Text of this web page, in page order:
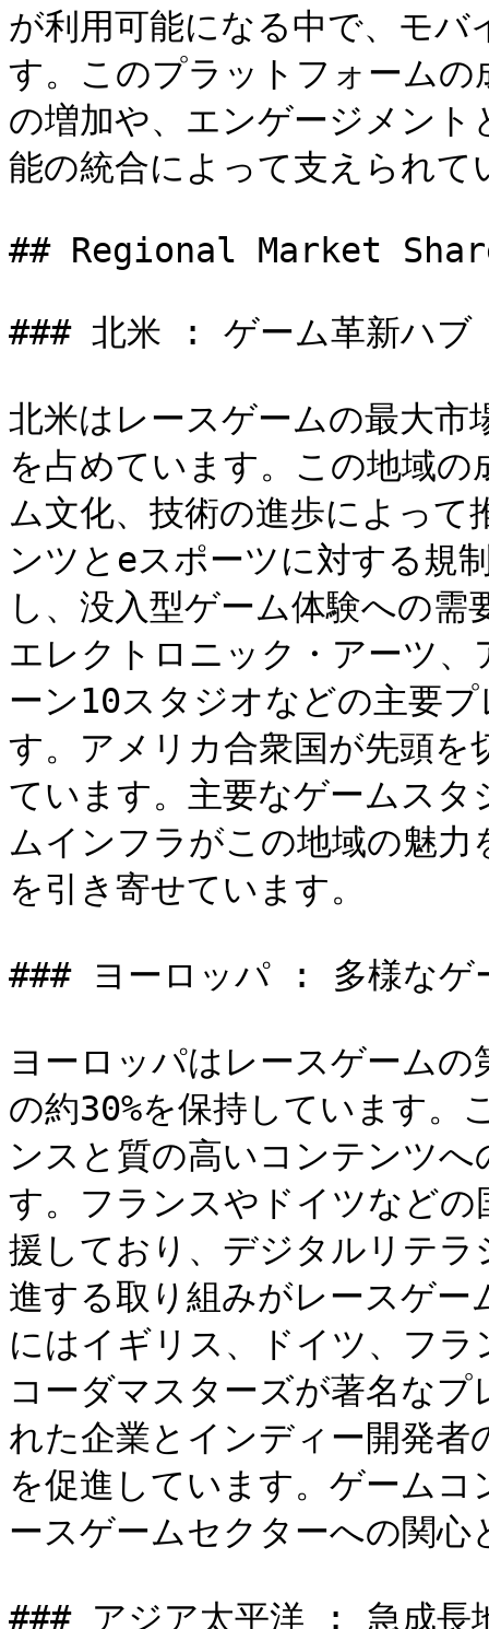
が利用可能になる中で、モ
す。このプラットフォーム
の増加や、エンゲージメン
能の統合によって支えられて
## Regional Market
### 北米 : ゲーム革新ハブ
北米はレースゲームの最大市
を占めています。この地域
ム文化、技術の進歩によっ
ンツとeスポーツに対する規
し、没入型ゲーム体験への
エレクトロニック・アーツ
ーン10スタジオなどの主要
す。アメリカ合衆国が先頭を
ています。主要なゲームス
ムインフラがこの地域の魅力
を引き寄せています。
### ヨーロッパ : 多様なゲ
ヨーロッパはレースゲーム
の約30%を保持しています。
ンスと質の高いコンテンツ
す。フランスやドイツなど
援しており、デジタルリテ
進する取り組みがレースゲ
にはイギリス、ドイツ、フ
コーダマスターズが著名な
れた企業とインディー開発
を促進しています。ゲーム
ースゲームセクターへの関
### アジア太平洋 : 急成長